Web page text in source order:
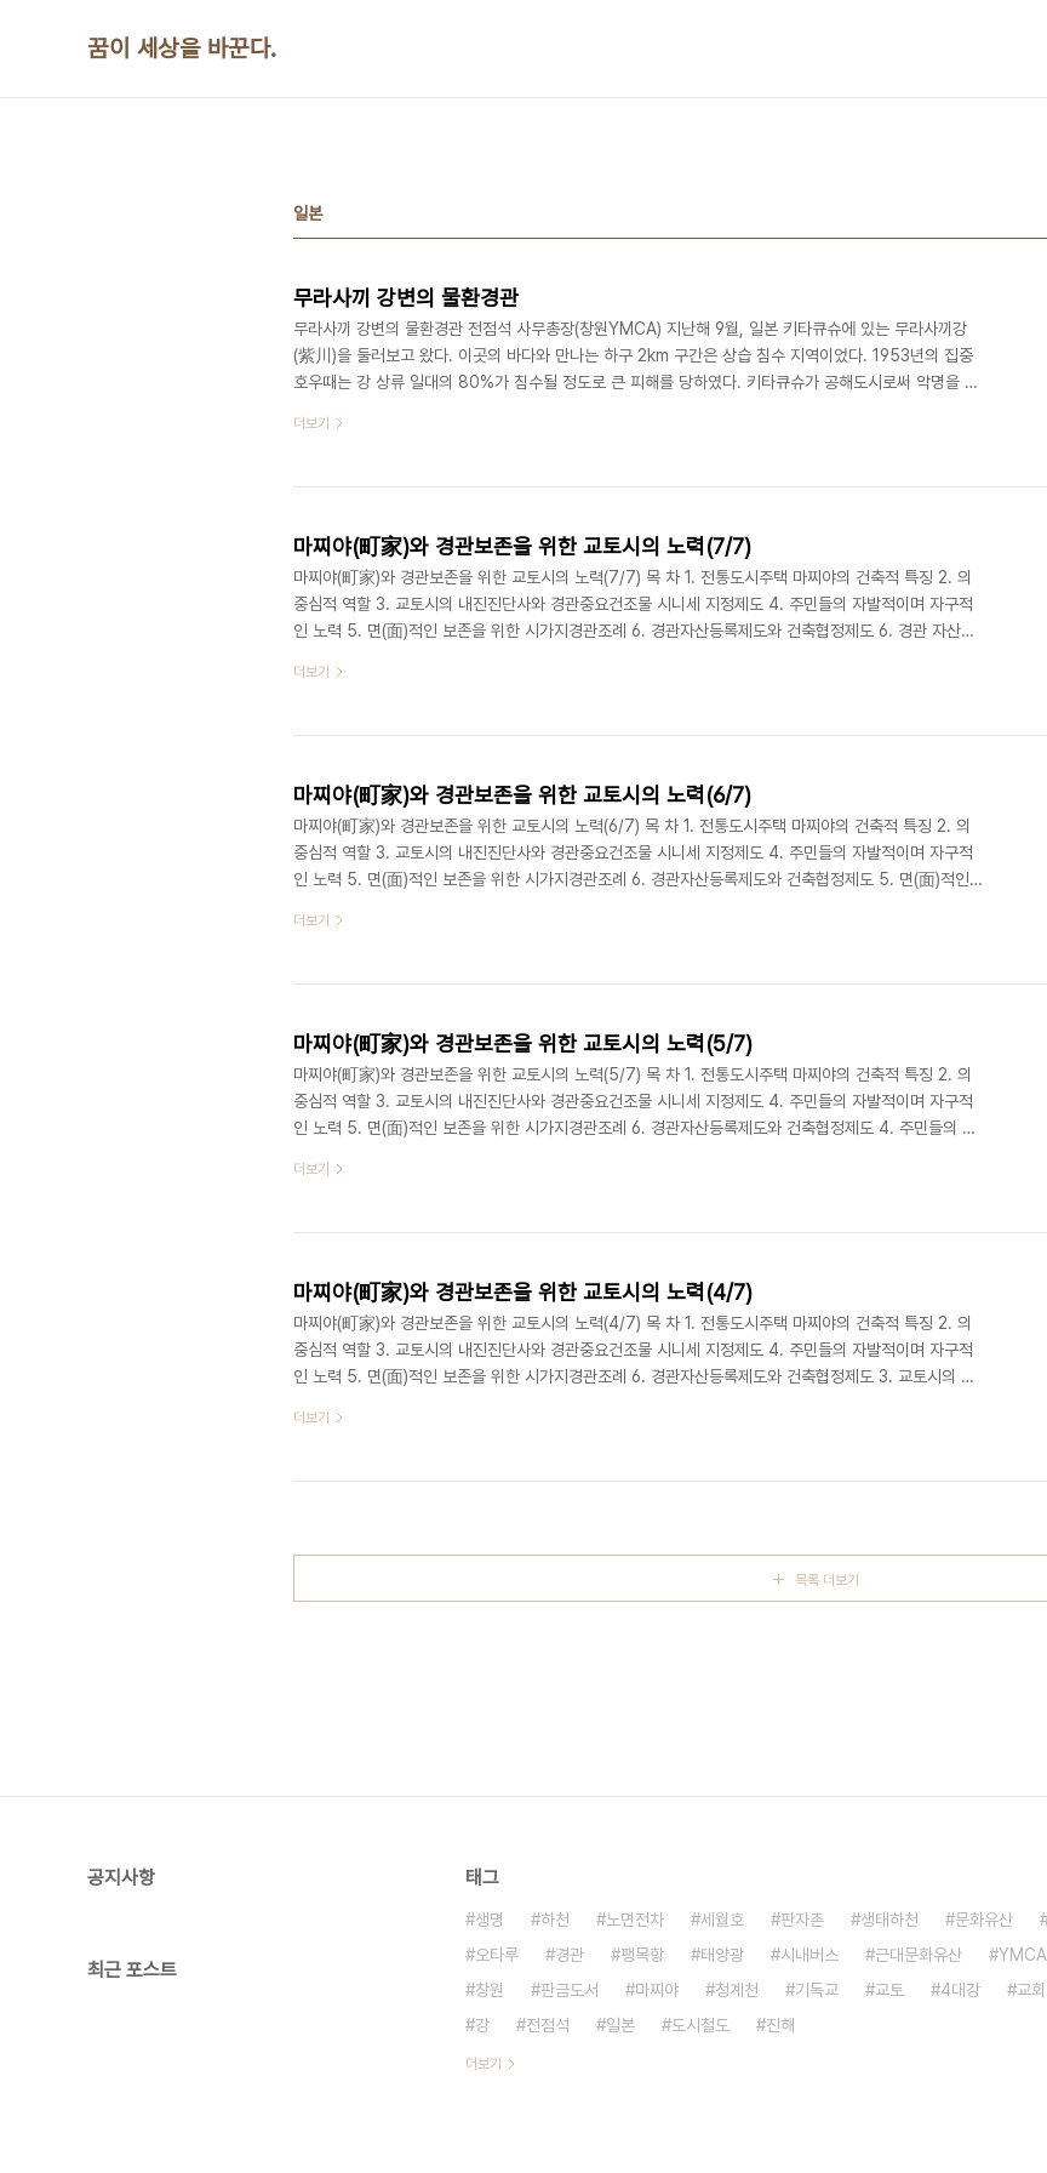
꿈이 세상을 바꾼다.
일본
무라사끼 강변의 물환경관
무라사끼 강변의 물환경관 전점석 사무총장(창원YMCA) 지난해 9월, 일본 키타큐슈에 있는 무라사끼강
(紫川)을 둘러보고 왔다. 이곳의 바다와 만나는 하구 2km 구간은 상습 침수 지역이었다. 1953년의 집중
호우때는 강 상류 일대의 80%가 침수될 정도로 큰 피해를 당하였다. 키타큐슈가 공해도시로써 악명을 날
의 강으로 변하였다. 이 당시의 무라사끼강은 ‘검은강’으로 불리었다. 1987년 건설성이 전국 지자체를 대
도심재개발이 이루어졌다. 우선 상습침수지역인 하류는 기존의 60m 강폭을 90m로 확장함으로써 ..
더보기
마찌야(町家)와 경관보존을 위한 교토시의 노력(7/7)
마찌야(町家)와 경관보존을 위한 교토시의 노력(7/7) 목 차 1. 전통도시주택 마찌야의 건축적 특징 2. 의
중심적 역할 3. 교토시의 내진진단사와 경관중요건조물 시니세 지정제도 4. 주민들의 자발적이며 자구적
인 노력 5. 면(面)적인 보존을 위한 시가지경관조례 6. 경관자산등록제도와 건축협정제도 6. 경관 자산등
개발을 위해서 목조가옥을 부수고 맨션을 짓기 시작한 1970년대에는 보존과 개발에 대한 대대적인 논란이
규제를 위한 제도 뿐만 아니라 시민참여를 활성화시키는 제도가 있어서 눈길을 끈다. 첫 번째..
더보기
마찌야(町家)와 경관보존을 위한 교토시의 노력(6/7)
마찌야(町家)와 경관보존을 위한 교토시의 노력(6/7) 목 차 1. 전통도시주택 마찌야의 건축적 특징 2. 의
중심적 역할 3. 교토시의 내진진단사와 경관중요건조물 시니세 지정제도 4. 주민들의 자발적이며 자구적
인 노력 5. 면(面)적인 보존을 위한 시가지경관조례 6. 경관자산등록제도와 건축협정제도 5. 면(面)적인
전의 거리를 걷고 있다는 착각을 하게 된다. 이런 분위기는 개별 건축물의 보존만으로는 제대로 조성되지
보존해왔기 때문에 가능하였다. 물론 개발에 대한 욕구를 자제해 온 것도 큰 역할을 하였..
더보기
마찌야(町家)와 경관보존을 위한 교토시의 노력(5/7)
마찌야(町家)와 경관보존을 위한 교토시의 노력(5/7) 목 차 1. 전통도시주택 마찌야의 건축적 특징 2. 의
중심적 역할 3. 교토시의 내진진단사와 경관중요건조물 시니세 지정제도 4. 주민들의 자발적이며 자구적
인 노력 5. 면(面)적인 보존을 위한 시가지경관조례 6. 경관자산등록제도와 건축협정제도 4. 주민들의 자
스로의 노력이 무엇보다 가장 중요하다. 주민들이 자발적으로 모여서 스스로가 필요하다고 생각하는 조직
개 단체가 모여있는 교마찌야NET라는 협의체이다. 성격이 다른 단체들이 모여서 공동으로 홈페이지를..
더보기
마찌야(町家)와 경관보존을 위한 교토시의 노력(4/7)
마찌야(町家)와 경관보존을 위한 교토시의 노력(4/7) 목 차 1. 전통도시주택 마찌야의 건축적 특징 2. 의
중심적 역할 3. 교토시의 내진진단사와 경관중요건조물 시니세 지정제도 4. 주민들의 자발적이며 자구적
인 노력 5. 면(面)적인 보존을 위한 시가지경관조례 6. 경관자산등록제도와 건축협정제도 3. 교토시의 내
하고 있는 주민들의 현실적인 어려움을 도와주고 마찌야에서 살고 있다는 자부심을 북돋우어주는 제도가
주하는 주민으로서는 안전문제가 제일 중요하다. 그래서 자격증제도를 운영하는 것이다. 대부분의 ..
더보기
목록 더보기
공지사항
최근 포스트
태그
생명 하천 노면전차 세월호 판자촌 생태하천 문화유산
오타루
경관 팽목항 태양광 시내버스 근대문화유산 YMCA
창원
판금도서 마찌야 청계천 기독교 교토 4대강 교회
강
전점석 일본 도시철도 진해
더보기